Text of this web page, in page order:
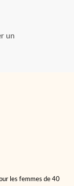
un
les femmes de 40